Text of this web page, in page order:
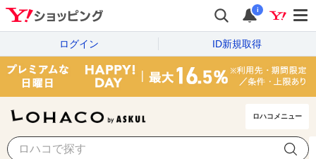
i
ログイン ID新規取得
ロハコメニュー